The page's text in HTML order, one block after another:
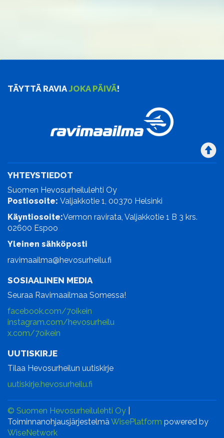
TÄYTTÄ RAVIAJOKA PÄIVÄ!
YHTEYSTIEDOT
Suomen Hevosurheilulehti Oy
Postiosoite: Valjakkotie 1, 00370 Helsinki
Käyntiosoite:Vermon ravirata, Valjakkotie 1 B 3 krs.
02600 Espoo
Yleinen sähköposti
ravimaailma@hevosurheilu.fi
SOSIAALINEN MEDIA
Seuraa Ravimaailmaa Somessa!
facebook.com/7oikein
instagram.com/hevosurheilu
x.com/7oikein
UUTISKIRJE
Tilaa Hevosurheilun uutiskirje
uutiskirje.hevosurheilu.fi
© Suomen Hevosurheilulehti Oy
ToiminnanohjausjärjestelmäWisePlatform powered by
WiseNetwork